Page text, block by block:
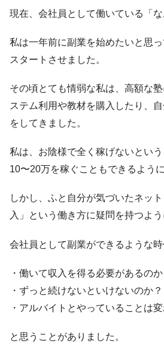
現在、会社員として働いている「な
私は一年前に副業を始めたいと思
スタートさせました。
その頃とても情弱な私は、高額な
ステム利用や教材を購入したり、
をしてきました。
私は、お陰様で全く稼げないとい
10〜20万を稼ぐこともできるよう
しかし、ふと自分が気づいたネッ
入」という働き方に疑問を持つよう
会社員として副業ができるような
・働いて収入を得る必要があるのか
・ずっと続けないといけないのか？
・アルバイトとやっていることは
と思うことがありました。